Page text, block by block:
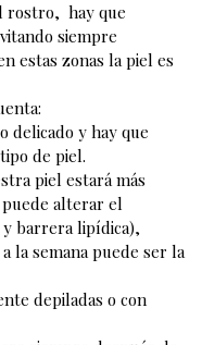
rostro, hay que
siempre
estas zonas la piel es
delicado y hay que
de piel.
piel estará más
alterar el
y barrera lipídica),
la semana puede ser la
depiladas o con